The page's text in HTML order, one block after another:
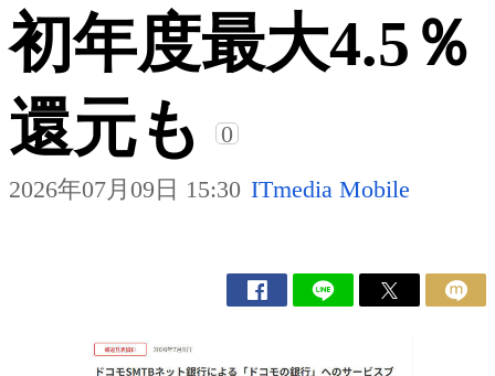
初年度最大4.5％
還元も
0
2026年07月09日 15:30 ITmedia Mobile